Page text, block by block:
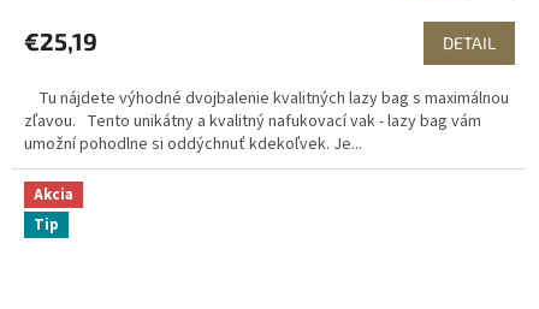
€25,19 DETAIL
Tu nájdete výhodné dvojbalenie kvalitných lazy bag s maximálnou
zľavou. Tento unikátny a kvalitný nafukovací vak - lazy bag vám
umožní pohodlne si oddýchnuť kdekoľvek. Je...
Akcia
Tip